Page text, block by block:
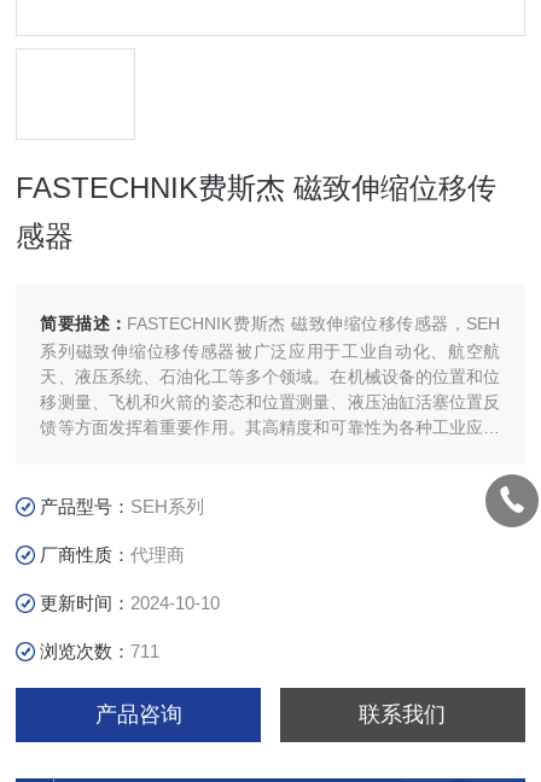
FASTECHNIK费斯杰 磁致伸缩位移传
感器
简要描述： FASTECHNIK费斯杰 磁致伸缩位移传感器，SEH
系列磁致伸缩位移传感器被广泛应用于工业自动化、航空航
天、液压系统、石油化工等多个领域。在机械设备的位置和位
移测量、飞机和火箭的姿态和位置测量、液压油缸活塞位置反
馈等方面发挥着重要作用。其高精度和可靠性为各种工业应用
产品型号： SEH系列
厂商性质：代理商
更新时间： 2024-10-10
浏览次数：711
产品咨询 联系我们